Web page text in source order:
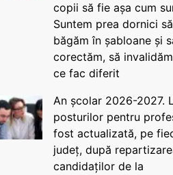
copii să fie așa cum
Suntem prea dornici
băgăm în șabloane și
corectăm, să
ce fac diferit
An școlar 2026-2027.
posturilor pentru
fost actualizată, pe
județ, după
candidaților de la